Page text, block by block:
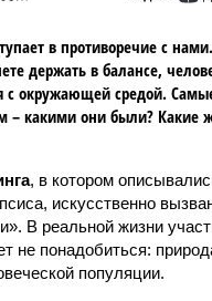
в противоречие с
держать в балансе,
с окружающей средой.
– какими они были? Какие
, в котором
искусственно
В реальной жизни
не понадобиться:
популяции.